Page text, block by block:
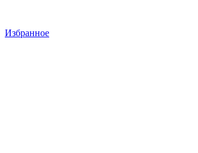
Избранное